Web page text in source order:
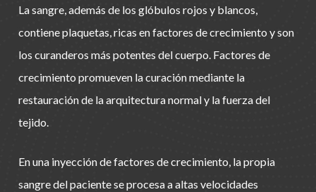
La sangre, además de los glóbulos rojos y blancos,
contiene plaquetas, ricas en factores de crecimiento y son
los curanderos más potentes del cuerpo. Factores de
crecimiento promueven la curación mediante la
restauración de la arquitectura normal y la fuerza del
tejido.
En una inyección de factores de crecimiento, la propia
sangre del paciente se procesa a altas velocidades